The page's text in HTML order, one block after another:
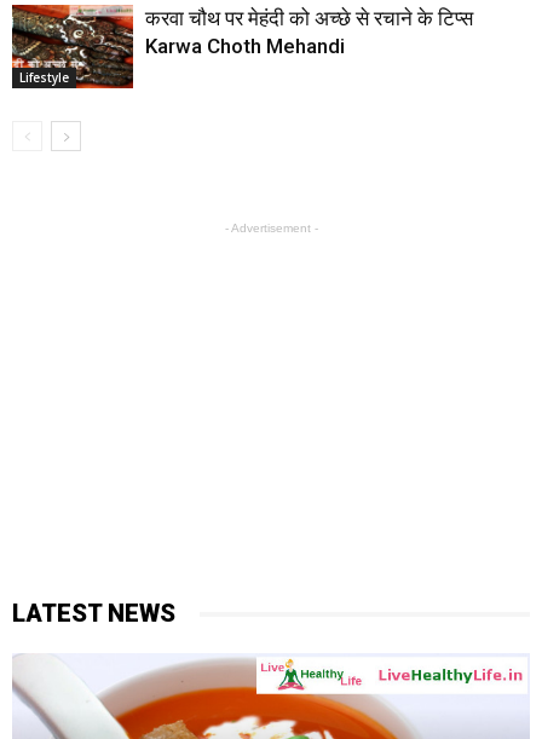
Lifestyle
करवा चौथ पर मेहंदी को अच्छे से रचाने के टिप्स
Karwa Choth Mehandi
- Advertisement -
LATEST NEWS